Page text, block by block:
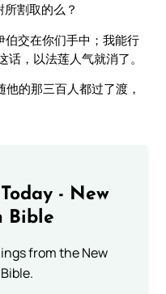
割取的么？
伯交在你们手中；我能行
，以法莲人气就消了。
的那三百人都过了渡，
- New
Bible
from the New